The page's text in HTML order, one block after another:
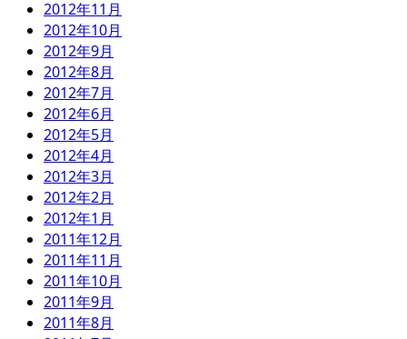
2012年11月
2012年10月
2012年9月
2012年8月
2012年7月
2012年6月
2012年5月
2012年4月
2012年3月
2012年2月
2012年1月
2011年12月
2011年11月
2011年10月
2011年9月
2011年8月